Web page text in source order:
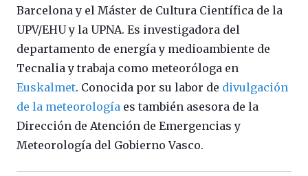
Barcelona y el Máster de Cultura Científica de la
UPV/EHU y la UPNA. Es investigadora del
departamento de energía y medioambiente de
Tecnalia y trabaja como meteoróloga en
Euskalmet. Conocida por su labor de divulgación
de la meteorología es también asesora de la
Dirección de Atención de Emergencias y
Meteorología del Gobierno Vasco.